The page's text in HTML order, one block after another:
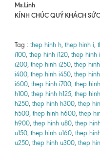
Ms.Linh
KÍNH CHÚC QUÝ KHÁCH
Tag : thep hinh h, thep hinh i,
i100, thep hinh i120, thep hinh
i200, thep hinh i250, thep
i400, thep hinh i450, thep
i600, thep hinh i700, thep
h100, thep hinh h125, thep
h250, thep hinh h300, thep
h500, thep hinh h600, thep
h900, thep hinh u80, thep
u150, thep hinh u160, thep
u250, thep hinh u300, thep